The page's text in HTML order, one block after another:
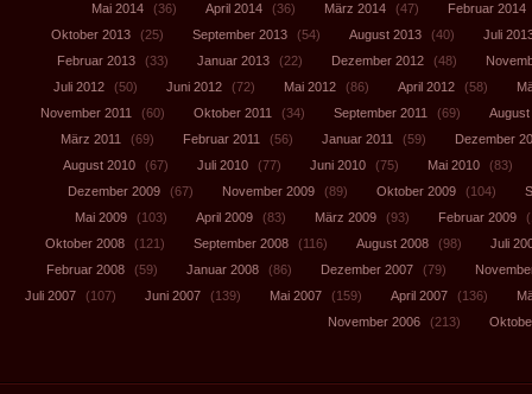
Mai 2014
(36) April 2014 (36) März 2014 (47) Februar 2014
Oktober 2013
(25) September 2013 (54) August 2013 (40)
Juli
Februar 2013
(33) Januar 2013 (22) Dezember 2012 (48)
Juli 2012
(50) Juni 2012 (72) Mai 2012 (86) April 2012 (58)
November 2011
(60) Oktober 2011 (34) September 2011 (69)
August
März 2011
(69) Februar 2011 (56) Januar 2011 (59)
Dezember
August 2010
(67) Juli 2010 (77) Juni 2010 (75) Mai 2010
(83)
Dezember 2009
(67) November 2009 (89) Oktober 2009 (104)
Mai 2009
(103) April 2009 (83) März 2009 (93) Februar 2009
Oktober 2008
(121) September 2008 (116) August 2008 (98)
Juli
Februar 2008
(59) Januar 2008 (86) Dezember 2007 (79)
Juli 2007
(107) Juni 2007 (139) Mai 2007 (159) April 2007 (136)
November 2006
(213)